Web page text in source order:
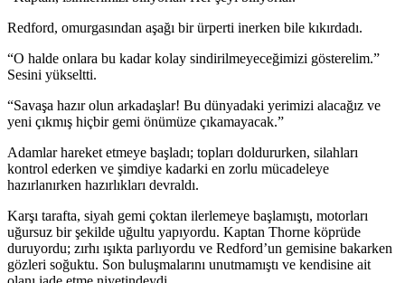
Redford, omurgasından aşağı bir ürperti inerken bile kıkırdadı.
“O halde onlara bu kadar kolay sindirilmeyeceğimizi gösterelim.”
Sesini yükseltti.
“Savaşa hazır olun arkadaşlar! Bu dünyadaki yerimizi alacağız ve
yeni çıkmış hiçbir gemi önümüze çıkamayacak.”
Adamlar hareket etmeye başladı; topları doldururken, silahları
kontrol ederken ve şimdiye kadarki en zorlu mücadeleye
hazırlanırken hazırlıkları devraldı.
Karşı tarafta, siyah gemi çoktan ilerlemeye başlamıştı, motorları
uğursuz bir şekilde uğultu yapıyordu. Kaptan Thorne köprüde
duruyordu; zırhı ışıkta parlıyordu ve Redford’un gemisine bakarken
gözleri soğuktu. Son buluşmalarını unutmamıştı ve kendisine ait